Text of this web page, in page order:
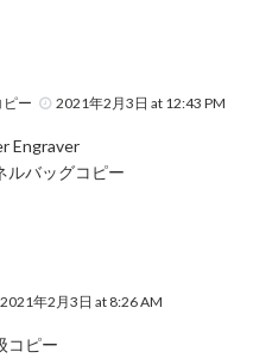
ー 2021年2月3日 at 12:43 PM
Engraver
ルバッグコピー
2021年2月3日 at 8:26 AM
コピー